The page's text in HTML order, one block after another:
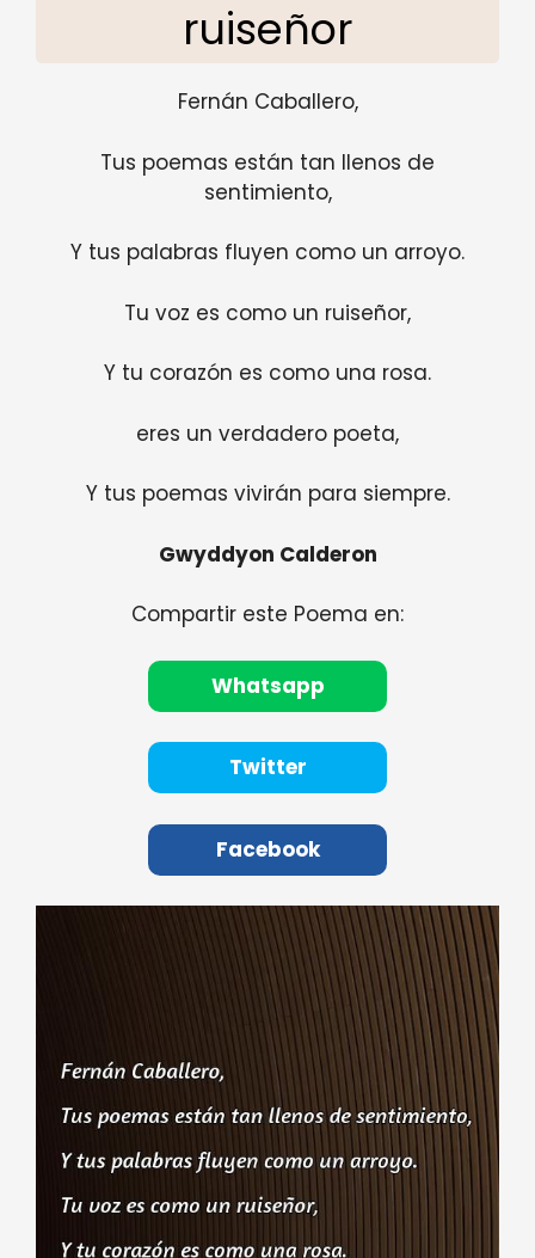
ruiseñor
Fernán Caballero,
Tus poemas están tan llenos de
sentimiento,
Y tus palabras fluyen como un arroyo.
Tu voz es como un ruiseñor,
Y tu corazón es como una rosa.
eres un verdadero poeta,
Y tus poemas vivirán para siempre.
Gwyddyon Calderon
Compartir este Poema en:
Whatsapp
Twitter
Facebook